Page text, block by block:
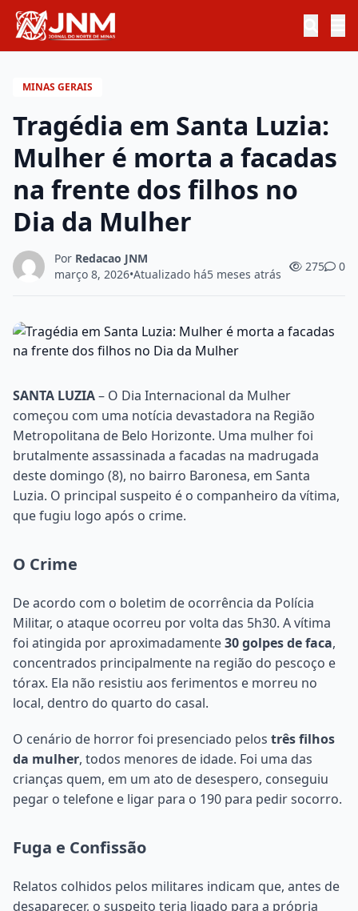
MINAS GERAIS
Tragédia em Santa Luzia:
Mulher é morta a facadas
na frente dos filhos no
Dia da Mulher
Por Redacao JNM
março 8, 2026•Atualizado há5 meses atrás
275 0
SANTA LUZIA– O Dia Internacional da Mulher
começou com uma notícia devastadora na Região
Metropolitana de Belo Horizonte. Uma mulher foi
brutalmente assassinada a facadas na madrugada
deste domingo (8), no bairro Baronesa, em Santa
Luzia. O principal suspeito é o companheiro da vítima,
que fugiu logo após o crime.
O Crime
De acordo com o boletim de ocorrência da Polícia
Militar, o ataque ocorreu por volta das 5h30. A vítima
foi atingida por aproximadamente30 golpes de faca,
concentrados principalmente na região do pescoço e
tórax. Ela não resistiu aos ferimentos e morreu no
local, dentro do quarto do casal.
O cenário de horror foi presenciado pelos três filhos
da mulher, todos menores de idade. Foi uma das
crianças quem, em um ato de desespero, conseguiu
pegar o telefone e ligar para o 190 para pedir socorro.
Fuga e Confissão
Relatos colhidos pelos militares indicam que, antes de
desaparecer, o suspeito teria ligado para a própria